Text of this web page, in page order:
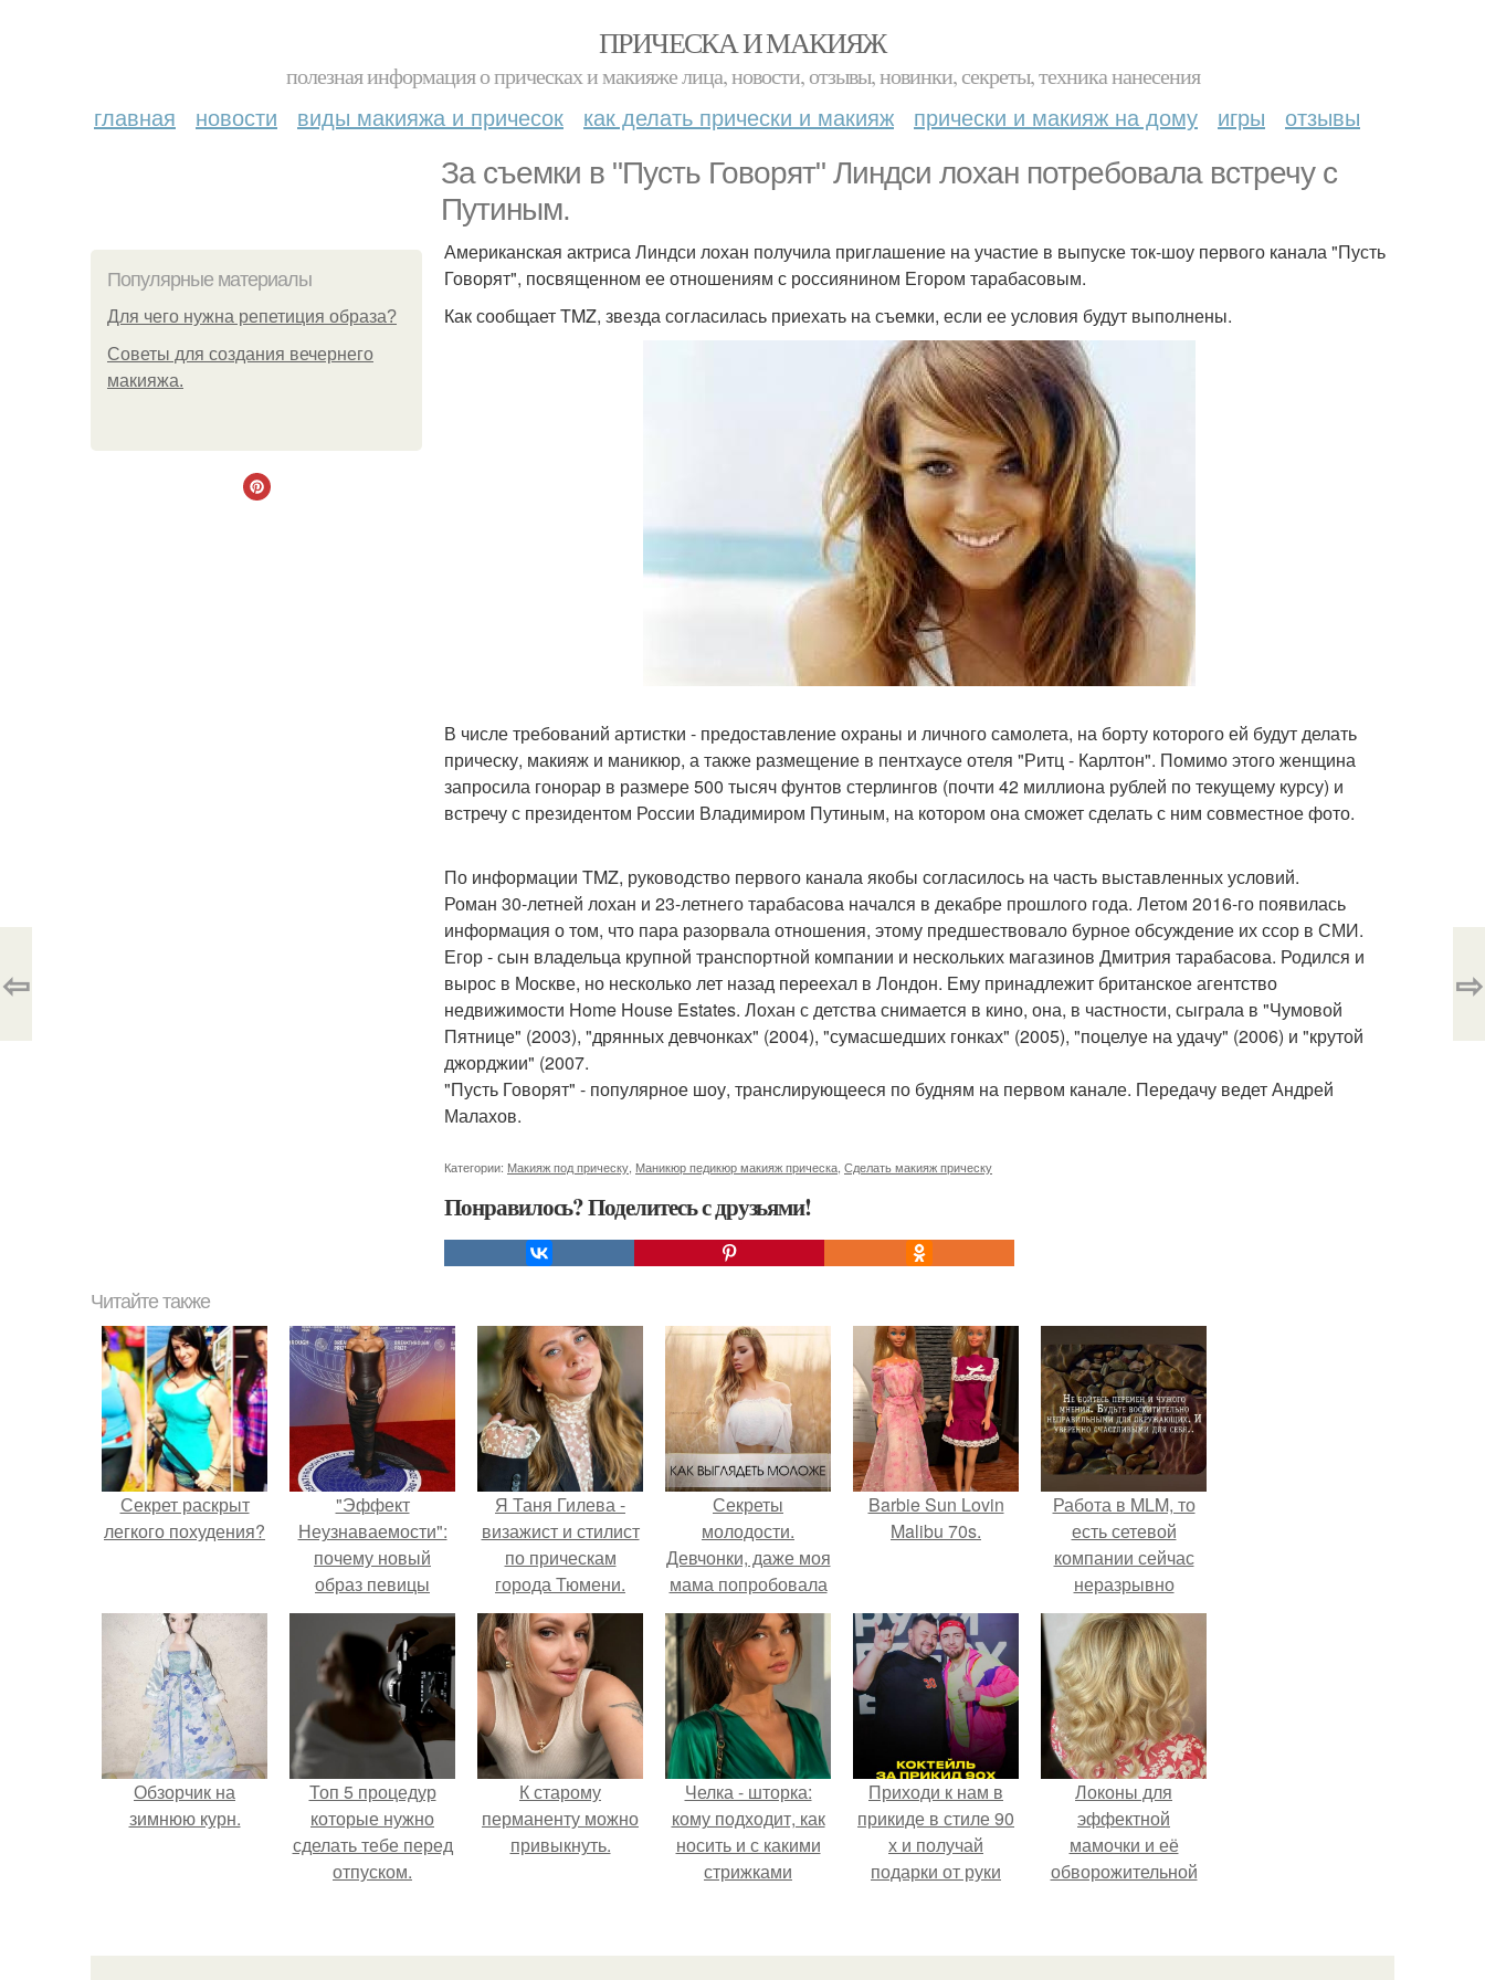
ПРИЧЕСКА И МАКИЯЖ
полезная информация о прическах и макияже лица, новости, отзывы, новинки, секреты, техника нанесения
главная новости виды макияжа и причесок как делать прически и макияж прически и макияж на дому игры отзывы
За съемки в "Пусть Говорят" Линдси лохан потребовала встречу с
Путиным.
Популярные материалы
Для чего нужна репетиция образа?
Советы для создания вечернего
макияжа.
Американская актриса Линдси лохан получила приглашение на участие в выпуске ток-шоу первого канала "Пусть
Говорят", посвященном ее отношениям с россиянином Егором тарабасовым.
Как сообщает TMZ, звезда согласилась приехать на съемки, если ее условия будут выполнены.
В числе требований артистки - предоставление охраны и личного самолета, на борту которого ей будут делать
прическу, макияж и маникюр, а также размещение в пентхаусе отеля "Ритц - Карлтон". Помимо этого женщина
запросила гонорар в размере 500 тысяч фунтов стерлингов (почти 42 миллиона рублей по текущему курсу) и
встречу с президентом России Владимиром Путиным, на котором она сможет сделать с ним совместное фото.
По информации TMZ, руководство первого канала якобы согласилось на часть выставленных условий.
Роман 30-летней лохан и 23-летнего тарабасова начался в декабре прошлого года. Летом 2016-го появилась
информация о том, что пара разорвала отношения, этому предшествовало бурное обсуждение их ссор в СМИ.
Егор - сын владельца крупной транспортной компании и нескольких магазинов Дмитрия тарабасова. Родился и
вырос в Москве, но несколько лет назад переехал в Лондон. Ему принадлежит британское агентство
недвижимости Home House Estates. Лохан с детства снимается в кино, она, в частности, сыграла в "Чумовой
Пятнице" (2003), "дрянных девчонках" (2004), "сумасшедших гонках" (2005), "поцелуе на удачу" (2006) и "крутой
джорджии" (2007.
"Пусть Говорят" - популярное шоу, транслирующееся по будням на первом канале. Передачу ведет Андрей
Малахов.
Категории: Макияж под прическу Маникюр педикюр макияж прическа Сделать макияж прическу
Понравилось? Поделитесь с друзьями!
⇦ ⇨
Читайте также
Секрет раскрыт
легкого похудения?
"Эффект
Неузнаваемости":
почему новый
образ певицы
вызвал споры о
гранях
возможного?
Я Таня Гилева -
визажист и стилист
по прическам
города Тюмени.
Секреты
молодости.
Девчонки, даже моя
мама попробовала
эти секреты и
состояние кожи
значительно
улучшилось!
Barbie Sun Lovin
Malibu 70s.
Работа в MLM, то
есть сетевой
компании сейчас
неразрывно
связана с создание
своего контента,
своей страницы в
соц сетях.
Обзорчик на
зимнюю курн.
Топ 5 процедур
которые нужно
сделать тебе перед
отпуском.
К старому
перманенту можно
привыкнуть.
Челка - шторка:
кому подходит, как
носить и с какими
стрижками
Приходи к нам в
прикиде в стиле 90
х и получай
подарки от руки
Локоны для
эффектной
мамочки и её
обворожительной